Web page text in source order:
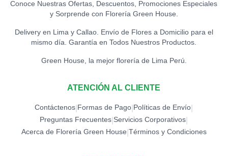
Conoce Nuestras Ofertas, Descuentos, Promociones Especiales
y Sorprende con Florería Green House.
Delivery en Lima y Callao. Envío de Flores a Domicilio para el
mismo día. Garantía en Todos Nuestros Productos.
Green House, la mejor florería de Lima Perú.
ATENCIÓN AL CLIENTE
Contáctenos Formas de Pago Políticas de Envío
Preguntas Frecuentes Servicios Corporativos
Acerca de Florería Green House Términos y Condiciones